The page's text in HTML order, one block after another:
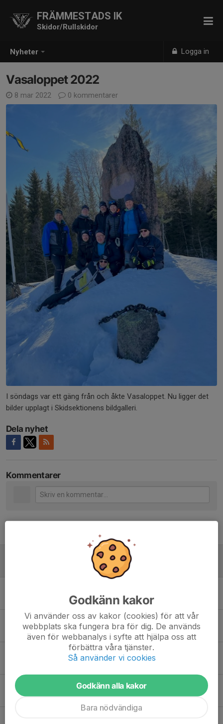
Nyheter Logga in
FRÄMMESTADS IK
Skidor/Rullskidor
Vasaloppet 2022
8 mar 2022 0 kommentarer
I söndags var ett gäng från och åkte Vasaloppet. Nu ligger det
bilder upplagt i Skidsektionens bildgalleri.
Dela nyhet
Kommentarer
Vasaloppet 2022
17 maj 2020 0
Ännu fler åker rullskidor med FIK
20 apr 2020 0
Rullskidor är inne!
Reportage från dagens NLT
4 mar 2019 0
Godkänn kakor
Vi använder oss av kakor (cookies) för att vår
webbplats ska fungera bra för dig. De används
även för webbanalys i syfte att hjälpa oss att
förbättra våra tjänster.
Så använder vi cookies
Godkänn alla kakor
Bara nödvändiga